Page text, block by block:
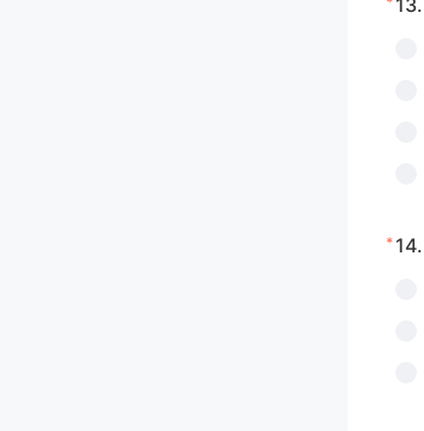
13.
* 14.